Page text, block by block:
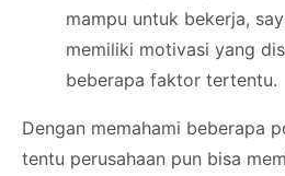
mampu untuk bekerja,
memiliki motivasi yang
beberapa faktor tertentu.
Dengan memahami beberapa
tentu perusahaan pun bisa